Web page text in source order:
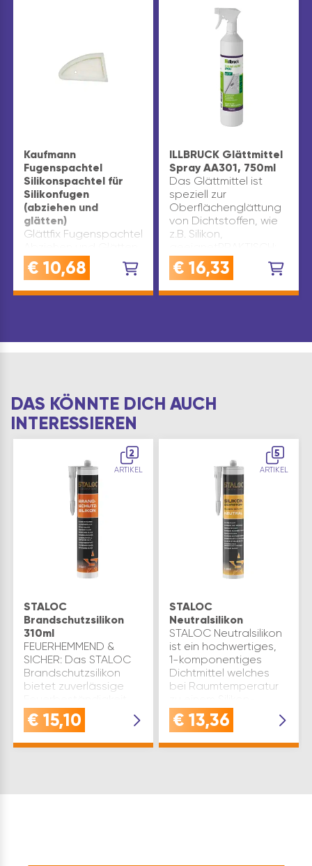
Kaufmann
Fugenspachtel
Silikonspachtel für
Silikonfugen
(abziehen und
glätten)
Glättfix Fugenspachtel
sämtlicher Silikonfugen
und
€ 10,68
ILLBRUCK Glättmittel
Spray AA301, 750ml
Das Glättmittel ist
speziell zur
Oberflächenglättung
von Dichtstoffen, wie
z.B. Silikon,
Anwendungsfertig in
der
€ 16,33
DAS KÖNNTE DICH AUCH
INTERESSIEREN
2
ARTIKEL
STALOC
Brandschutzsilikon
310ml
FEUERHEMMEND &
SICHER: Das STALOC
Brandschutzsilikon
bietet zuverlässige
nach DIN 4102 Klasse
B1 und EN 13501-1,
€ 15,10
5
ARTIKEL
STALOC
Neutralsilikon
STALOC Neutralsilikon
ist ein hochwertiges,
1-komponentiges
Dichtmittel welches
bei Raumtemperatur
Kautschuk
ausvulkanisiert. Es
€ 13,36